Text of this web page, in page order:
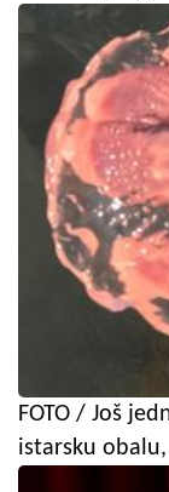
FOTO / Još
istarsku